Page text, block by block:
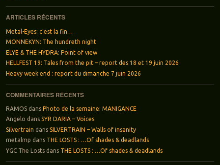
ARTICLES RÉCENTS
Metal-Eyes: c’est la fin…
MONNEKYN: The hundreth night
ELYE & THE HYDRA: Point of view
HELLFEST 19: Tales from the pit – report des 18 et 19 juin 2026
Heavy week end : report du dimanche 7 juin 2026
COMMENTAIRES RÉCENTS
RAMOSdans Photo de la semaine: MANIGANCE
Angelo dans SYR DARIA – Voices
Silvertrain dans SILVERTRAIN – Walls of insanity
metalmp dans THE LOSTS : …Of shades & deadlands
YGC The Lostsdans THE LOSTS : …Of shades & deadlands